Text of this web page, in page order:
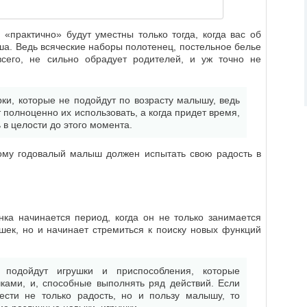
будут уместны только тогда, когда вас об
Ведь всяческие наборы полотенец, постельное белье
не сильно обрадует родителей, и уж точно не
которые не подойдут по возрасту малышу, ведь
их использовать, а когда придет время,
целости до этого момента.
годовалый малыш должен испытать свою радость в
начинается период, когда он не только занимается
но и начинает стремиться к поиску новых функций
игрушки и приспособления, которые
и, способные выполнять ряд действий. Если
не только радость, но и пользу малышу, то